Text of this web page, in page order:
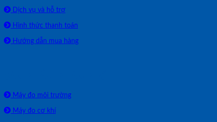
Dịch vụ và hỗ trợ
Hình thức thanh toán
Hướng dẫn mua hàng
Máy đo môi trường
Máy đo cơ khí